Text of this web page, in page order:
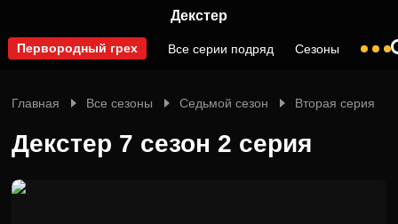
Декстер
Первородный грех Все серии подряд Сезоны
Главная Все сезоны Седьмой сезон Вторая серия
Декстер 7 сезон 2 серия